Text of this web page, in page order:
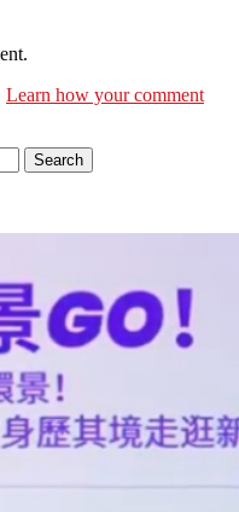
Learn how your comment
Search